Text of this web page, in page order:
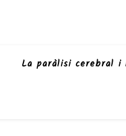
La paràlisi cerebral i